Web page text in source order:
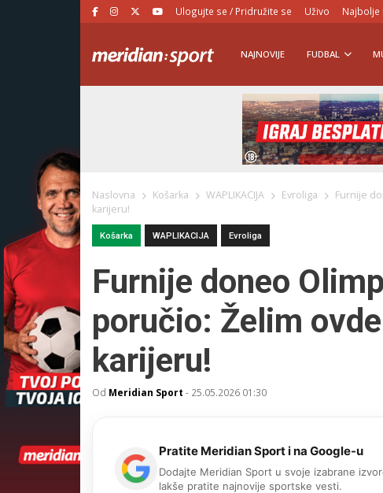
Ulogujte se / Pridružite se Uživo Najbolje
NAJNOVIJE FUDBAL
Naslovna Košarka WAPLIKACIJA Evroliga
Furnije
karijeru!
Košarka WAPLIKACIJA Evroliga
Furnije doneo
poručio: Želim
karijeru!
Od Meridian Sport - 25.05.2026 01:30
Pratite Meridian Sport i na Google-u
Dodajte Meridian Sport u svoje izabrane
lakše pratite najnovije sportske vesti.